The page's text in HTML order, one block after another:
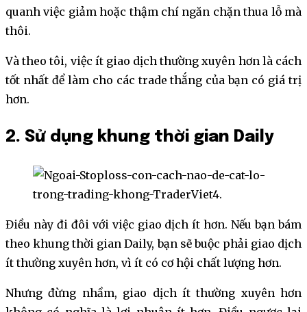
quanh việc giảm hoặc thậm chí ngăn chặn thua lỗ mà
thôi.
Và theo tôi, việc ít giao dịch thường xuyên hơn là cách
tốt nhất để làm cho các trade thắng của bạn có giá trị
hơn.
2. Sử dụng khung thời gian Daily
Điều này đi đôi với việc giao dịch ít hơn. Nếu bạn bám
theo khung thời gian Daily, bạn sẽ buộc phải giao dịch
ít thường xuyên hơn, vì ít có cơ hội chất lượng hơn.
Nhưng đừng nhầm, giao dịch ít thường xuyên hơn